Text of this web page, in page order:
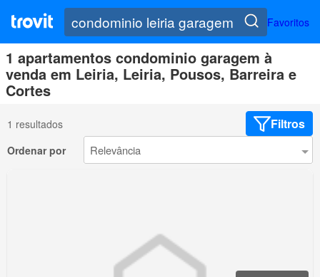
Favoritos
1 apartamentos condominio garagem à
venda em Leiria, Leiria, Pousos, Barreira e
Cortes
1 resultados Filtros
Ordenar por